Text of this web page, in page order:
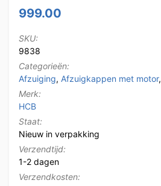
999.00
SKU:
9838
Categorieën:
Afzuiging, Afzuigkappen met motor,
Merk:
HCB
Staat:
Nieuw in verpakking
Verzendtijd:
1-2 dagen
Verzendkosten: